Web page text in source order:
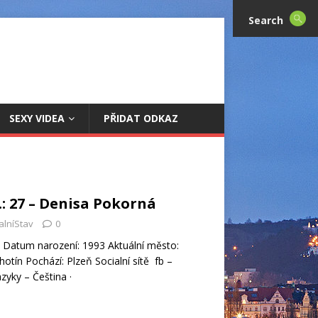
SEXY VIDEA PŘIDAT ODKAZ
27 – Denisa Pokorná
0
narození: 1993 Aktuální město:
Pochází: Plzeň Socialní sítě fb –
– Čeština ·
Search